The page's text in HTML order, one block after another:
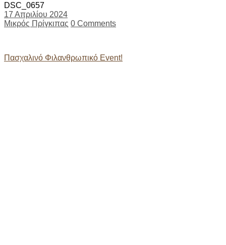
DSC_0657
17 Απριλίου 2024
Μικρός Πρίγκιπας 0 Comments
Post
Πασχαλινό Φιλανθρωπικό Event!